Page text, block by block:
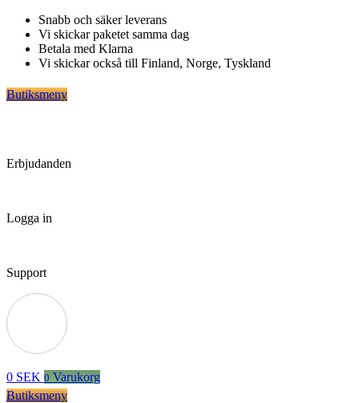
Hoppa
innehåll
Snabb och säker leverans
Vi skickar paketet samma dag
Betala med Klarna
Vi skickar också till Finland, Norge, Tyskland
Butiksmeny
Erbjudanden
Logga in
Support
0 SEK 0 Varukorg
Butiksmeny